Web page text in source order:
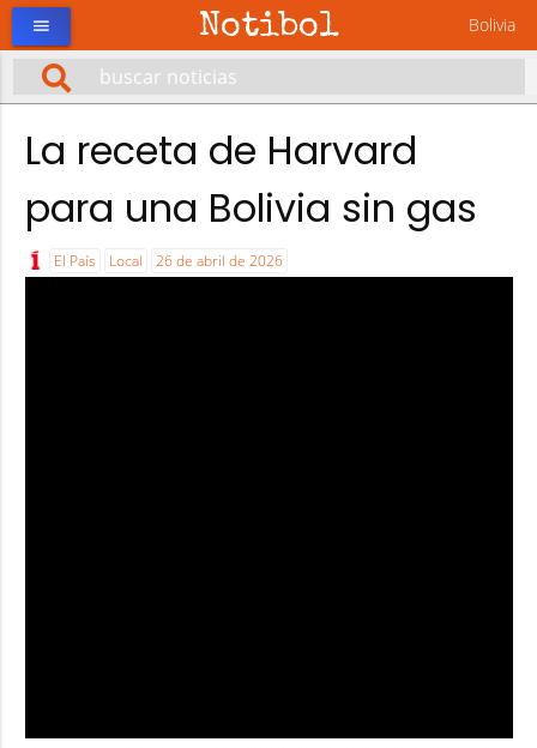
Notibol Bolivia
menu
La receta de Harvard
para una Bolivia sin gas
El País Local 26 de abril de 2026